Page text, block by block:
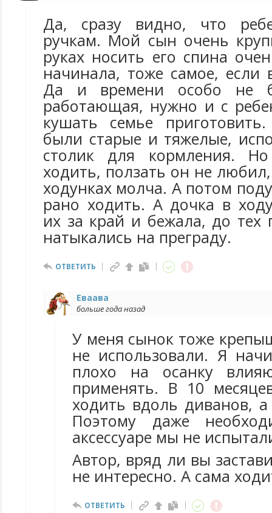
Да, сразу видно, что
ручкам. Мой сын очень
руках носить его спина
начинала, тоже самое, если
Да и времени особо не
работающая, нужно и с
кушать семье
были старые и тяжелые,
столик для кормления.
ходить, ползать он не
ходунках молча. А потом
рано ходить. А дочка в
их за край и бежала, до тех
натыкались на преграду.
ОТВЕТИТЬ
Еваава
больше года назад
У меня сынок тоже
не использовали. Я
плохо на осанку
применять. В 10
ходить вдоль диванов,
Поэтому даже
аксессуаре мы не
Автор, вряд ли вы
не интересно. А сама
ОТВЕТИТЬ